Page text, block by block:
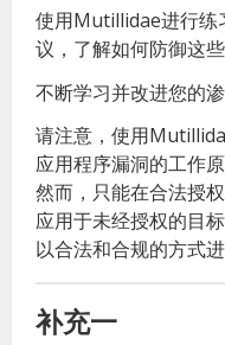
使用Mutillidae进行练
议，了解如何防御这些
不断学习并改进您的
请注意，使用
应用程序漏洞的工作
然而，只能在合法授
应用于未经授权的目
以合法和合规的方式进
补充一